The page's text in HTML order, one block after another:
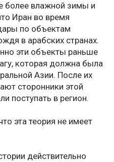
более влажной зимы и
Иран во время
по объектам
в арабских странах.
эти объекты раньше
которая должна была
Азии. После их
сторонники этой
поступать в регион.
эта теория не имеет
действительно